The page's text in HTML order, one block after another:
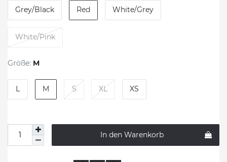
Grey/Black Red White/Grey
White/Pink
Größe: M
L M S XL XS
In den Warenkorb